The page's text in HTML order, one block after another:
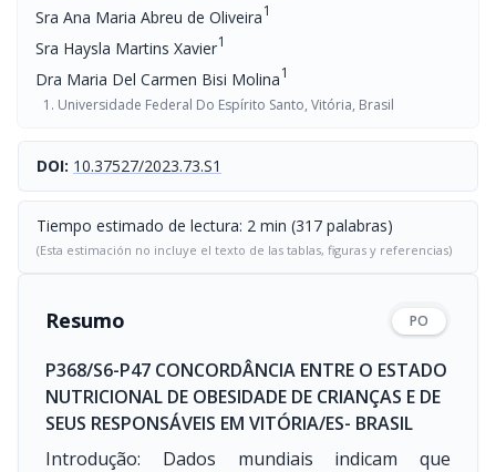
Sra Ana Maria Abreu de Oliveira1
Sra Haysla Martins Xavier1
Dra Maria Del Carmen Bisi Molina1
Universidade Federal Do Espírito Santo, Vitória, Brasil
DOI: 10.37527/2023.73.S1
Tiempo estimado de lectura: 2 min (317 palabras)
(Esta estimación no incluye el texto de las tablas, figuras y referencias)
Resumo PO
P368/S6-P47 CONCORDÂNCIA ENTRE O ESTADO
NUTRICIONAL DE OBESIDADE DE CRIANÇAS E DE
SEUS RESPONSÁVEIS EM VITÓRIA/ES- BRASIL
Introdução: Dados mundiais indicam que